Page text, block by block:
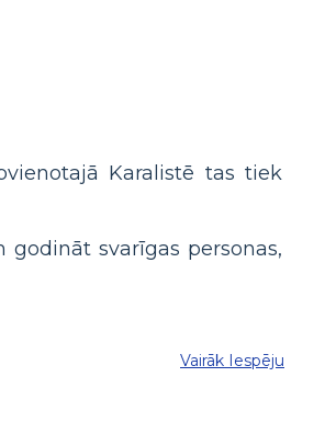
Karalistē tas tiek
svarīgas personas,
Vairāk Iespēju